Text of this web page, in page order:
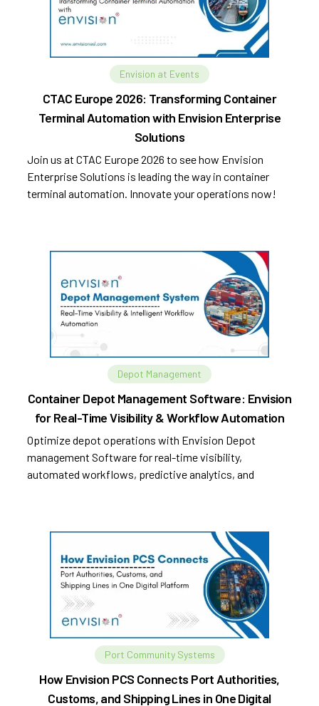
Envision at Events
CTAC Europe 2026: Transforming Container
Terminal Automation with Envision Enterprise
Solutions
Join us at CTAC Europe 2026 to see how Envision
Enterprise Solutions is leading the way in container
terminal automation. Innovate your operations now!
Depot Management
Container Depot Management Software: Envision
for Real-Time Visibility & Workflow Automation
Optimize depot operations with Envision Depot
management Software for real-time visibility,
automated workflows, predictive analytics, and
Port Community Systems
How Envision PCS Connects Port Authorities,
Customs, and Shipping Lines in One Digital